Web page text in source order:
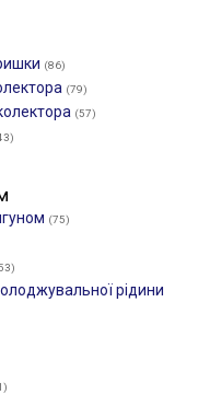
(86)
(79)
(57)
(75)
рідини